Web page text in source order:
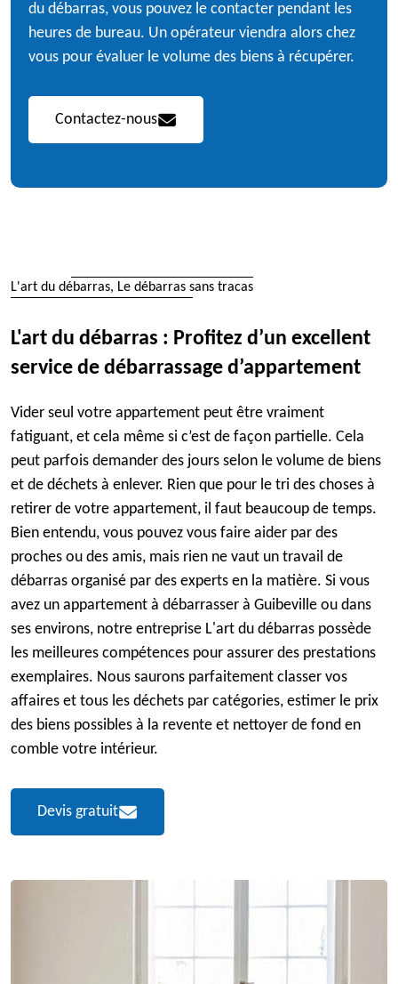
du débarras, vous pouvez le contacter pendant les
heures de bureau. Un opérateur viendra alors chez
vous pour évaluer le volume des biens à récupérer.
Contactez-nous
L'art du débarras, Le débarras sans tracas
L'art du débarras : Profitez d’un excellent
service de débarrassage d’appartement
Vider seul votre appartement peut être vraiment
fatiguant, et cela même si c’est de façon partielle. Cela
peut parfois demander des jours selon le volume de biens
et de déchets à enlever. Rien que pour le tri des choses à
retirer de votre appartement, il faut beaucoup de temps.
Bien entendu, vous pouvez vous faire aider par des
proches ou des amis, mais rien ne vaut un travail de
débarras organisé par des experts en la matière. Si vous
avez un appartement à débarrasser à Guibeville ou dans
ses environs, notre entreprise L'art du débarras possède
les meilleures compétences pour assurer des prestations
exemplaires. Nous saurons parfaitement classer vos
affaires et tous les déchets par catégories, estimer le prix
des biens possibles à la revente et nettoyer de fond en
comble votre intérieur.
Devis gratuit